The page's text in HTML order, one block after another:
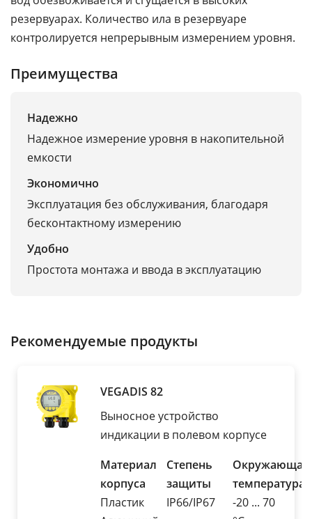
резервуарах. Количество ила в резервуаре
контролируется непрерывным измерением уровня.
Преимущества
Надежно
Надежное измерение уровня в накопительной
емкости
Экономично
Эксплуатация без обслуживания, благодаря
бесконтактному измерению
Удобно
Простота монтажа и ввода в эксплуатацию
Рекомендуемые продукты
VEGADIS 82
Выносное устройство
индикации в полевом корпусе
Материал
корпуса
Пластик
Степень
защиты
IP66/IP67
Окружающая
температура
-20 ... 70